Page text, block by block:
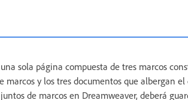
sola página compuesta de tres marcos
y los tres documentos que albergan
de marcos en Dreamweaver, deberá